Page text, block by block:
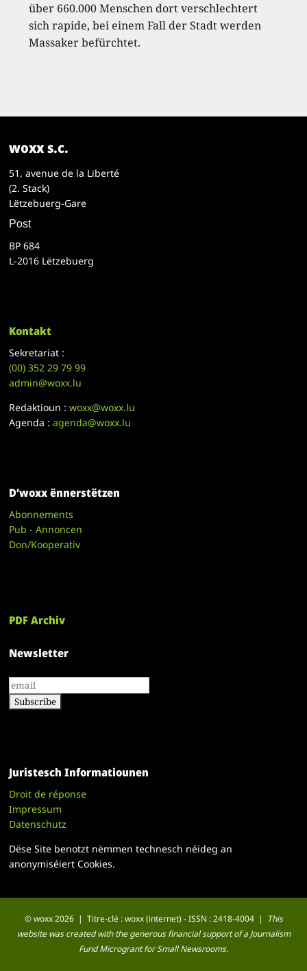
über 660.000 Menschen dort verschlechtert
sich rapide, bei einem Fall der Stadt werden
Massaker befürchtet.
woxx s.c.
51, avenue de la Liberté
(2. Stack)
Lëtzebuerg-Gare
Post
BP 684
L-2016 Lëtzebuerg
Kontakt
Sekretariat :
(00)352 29 79 99
admin@woxx.lu
Redaktioun :woxx@woxx.lu
Agenda :agenda@woxx.lu
D’woxx ënnerstëtzen
Abonnements
Pub - Annoncen
Don/Kooperativ
PDF Archiv
Newsletter
Juristesch Informatiounen
Droit de réponse
Impressum
Datenschutz
Dëse Site benotzt nëmmen technesch néideg an
anonymiséiert Cookies.
© woxx 2026 | Titre-clé : woxx (internet) - ISSN : 2418-4004 |
This
website was created with the generous financial support of a Journalism
Fund Microgrant for Small Newsrooms.